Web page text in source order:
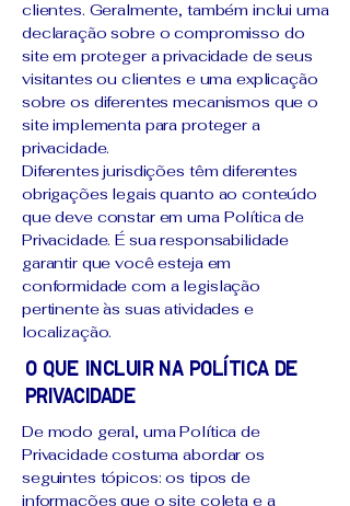
clientes. Geralmente, também inclui uma
declaração sobre o compromisso do
site em proteger a privacidade de seus
visitantes ou clientes e uma explicação
sobre os diferentes mecanismos que o
site implementa para proteger a
privacidade.
Diferentes jurisdições têm diferentes
obrigações legais quanto ao conteúdo
que deve constar em uma Política de
Privacidade. É sua responsabilidade
garantir que você esteja em
conformidade com a legislação
pertinente às suas atividades e
localização.
O que incluir na Política de
Privacidade
De modo geral, uma Política de
Privacidade costuma abordar os
seguintes tópicos: os tipos de
informações que o site coleta e a